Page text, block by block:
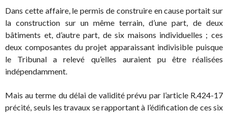
Dans cette affaire, le permis de construire en cause portait sur
la construction sur un même terrain, d’une part, de deux
bâtiments et, d’autre part, de six maisons individuelles ; ces
deux composantes du projet apparaissant indivisible puisque
le Tribunal a relevé qu’elles auraient pu être réalisées
indépendamment.
Mais au terme du délai de validité prévu par l’article R.424-17
précité, seuls les travaux se rapportant à l’édification de ces six